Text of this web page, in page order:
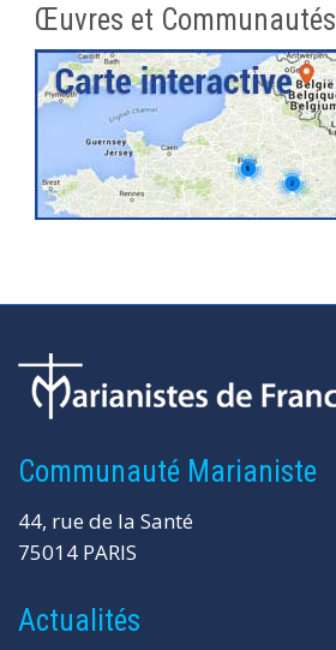
Œuvres et Communautés
Communauté Marianiste
44, rue de la Santé
75014 PARIS
Actualités